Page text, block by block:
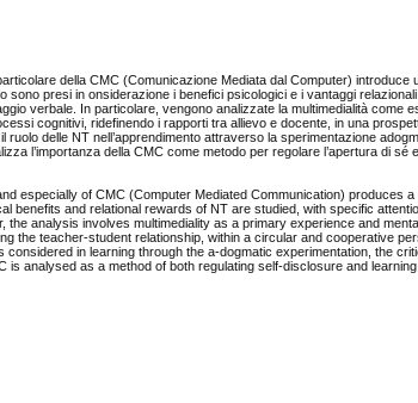
della CMC (Comunicazione Mediata dal Computer)
sono presi in onsiderazione i benefici psicologici e i vantaggi
verbale. In particolare, vengono analizzate la multimedialità come
cognitivi, ridefinendo i rapporti tra allievo e docente, in una
delle NT nell’apprendimento attraverso la sperimentazione
l’importanza della CMC come metodo per regolare l’apertura di
especially of CMC (Computer Mediated Communication) produces
benefits and relational rewards of NT are studied, with specific
the analysis involves multimediality as a primary experience and
the teacher-student relationship, within a circular and cooperative
in learning through the a-dogmatic experimentation, the
is analysed as a method of both regulating self-disclosure and